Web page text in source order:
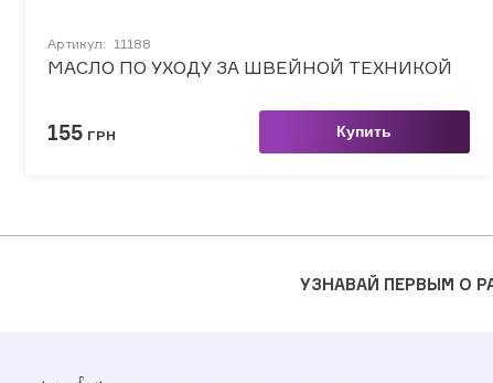
Артикул: 11188
МАСЛО ПО УХОДУ ЗА ШВЕЙНОЙ ТЕХНИКОЙ
155 ГРН Купить
УЗНАВАЙ ПЕРВЫМ О